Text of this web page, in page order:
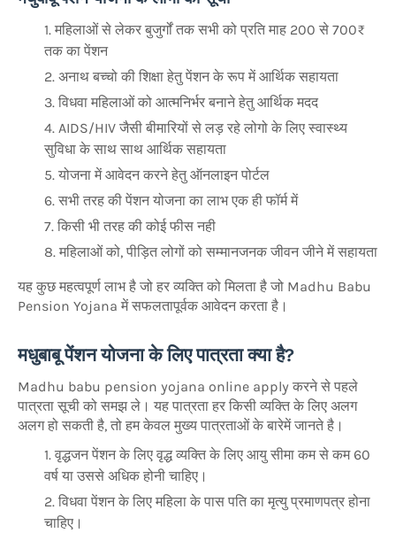
महिलाओं से लेकर बुजुर्गों तक सभी को प्रति माह 200 से 700₹
तक का पेंशन
अनाथ बच्चो की शिक्षा हेतु पेंशन के रूप में आर्थिक सहायता
विधवा महिलाओं को आत्मनिर्भर बनाने हेतु आर्थिक मदद
AIDS/HIV जैसी बीमारियों से लड़ रहे लोगो के लिए स्वास्थ्य
सुविधा के साथ साथ आर्थिक सहायता
योजना में आवेदन करने हेतु ऑनलाइन पोर्टल
सभी तरह की पेंशन योजना का लाभ एक ही फॉर्म में
किसी भी तरह की कोई फीस नही
महिलाओं को, पीड़ित लोगों को सम्मानजनक जीवन जीने में सहायता
यह कुछ महत्वपूर्ण लाभ है जो हर व्यक्ति को मिलता है जो Madhu Babu
Pension Yojana में सफलतापूर्वक आवेदन करता है।
मधुबाबू पेंशन योजना के लिए पात्रता क्या है?
Madhu babu pension yojana online apply करने से पहले
पात्रता सूची को समझ ले। यह पात्रता हर किसी व्यक्ति के लिए अलग
अलग हो सकती है, तो हम केवल मुख्य पात्रताओं के बारेमें जानते है।
वृद्धजन पेंशन के लिए वृद्ध व्यक्ति के लिए आयु सीमा कम से कम 60
वर्ष या उससे अधिक होनी चाहिए।
विधवा पेंशन के लिए महिला के पास पति का मृत्यु प्रमाणपत्र होना
चाहिए।